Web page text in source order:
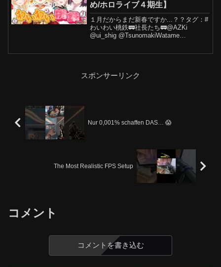
め/ホロライブ４期生】
１月だからまだ新春ですか...？？タグ：#
わいわい桃鉄🚃社長たち🚃@AZKi
@ui_shig @TsunomakiWatame
スポンサーリンク
Nur 0,001% schaffen DAS… 😱
The Most Realistic FPS Setup
コメント
コメントを書き込む